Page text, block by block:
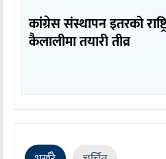
कांग्रेस संस्थापन इतरको
कैलालीमा तयारी तीव्र